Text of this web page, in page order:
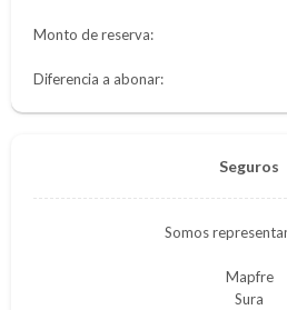
Monto de reserva:
Diferencia a abonar:
Seguros
Somos
Mapfre
Sura